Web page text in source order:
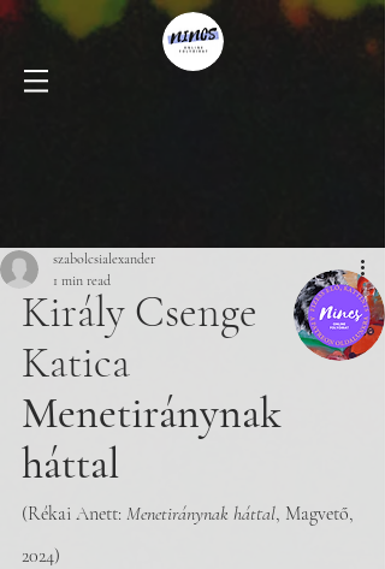
szabolcsialexander
1 min read
Király Csenge
Katica
Menetiránynak
háttal
(Rékai Anett: Menetiránynak háttal, Magvető,
2024)